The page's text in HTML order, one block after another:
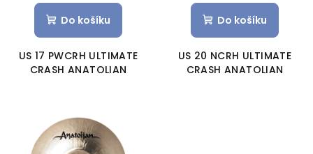
Do košíku
US 17 PWCRH ULTIMATE
CRASH ANATOLIAN
Do košíku
US 20 NCRH ULTIMATE
CRASH ANATOLIAN